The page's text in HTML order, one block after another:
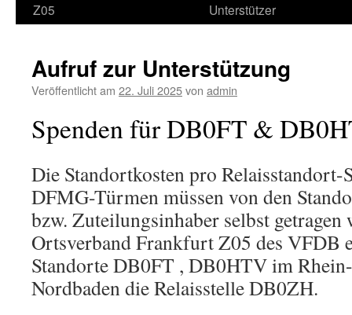
Z05
Unterstützer
Aufruf zur Unterstützung
Veröffentlicht am 22. Juli 2025von admin
Spenden für DB0FT &
Die Standortkosten pro Relaisstandort-
DFMG-Türmen müssen von den
bzw. Zuteilungsinhaber selbst getragen
Ortsverband Frankfurt Z05 des VFDB
Standorte DB0FT , DB0HTV im
Nordbaden die Relaisstelle DB0ZH.